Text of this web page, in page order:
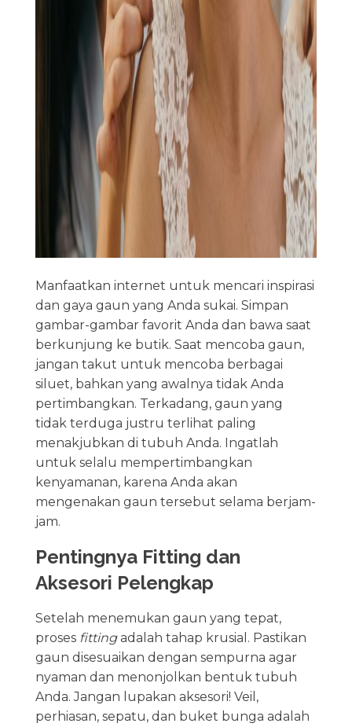
Manfaatkan internet untuk mencari inspirasi
dan gaya gaun yang Anda sukai. Simpan
gambar-gambar favorit Anda dan bawa saat
berkunjung ke butik. Saat mencoba gaun,
jangan takut untuk mencoba berbagai
siluet, bahkan yang awalnya tidak Anda
pertimbangkan. Terkadang, gaun yang
tidak terduga justru terlihat paling
menakjubkan di tubuh Anda. Ingatlah
untuk selalu mempertimbangkan
kenyamanan, karena Anda akan
mengenakan gaun tersebut selama berjam-
jam.
Pentingnya Fitting dan
Aksesori Pelengkap
Setelah menemukan gaun yang tepat,
proses fittingadalah tahap krusial. Pastikan
gaun disesuaikan dengan sempurna agar
nyaman dan menonjolkan bentuk tubuh
Anda. Jangan lupakan aksesori! Veil,
perhiasan, sepatu, dan buket bunga adalah